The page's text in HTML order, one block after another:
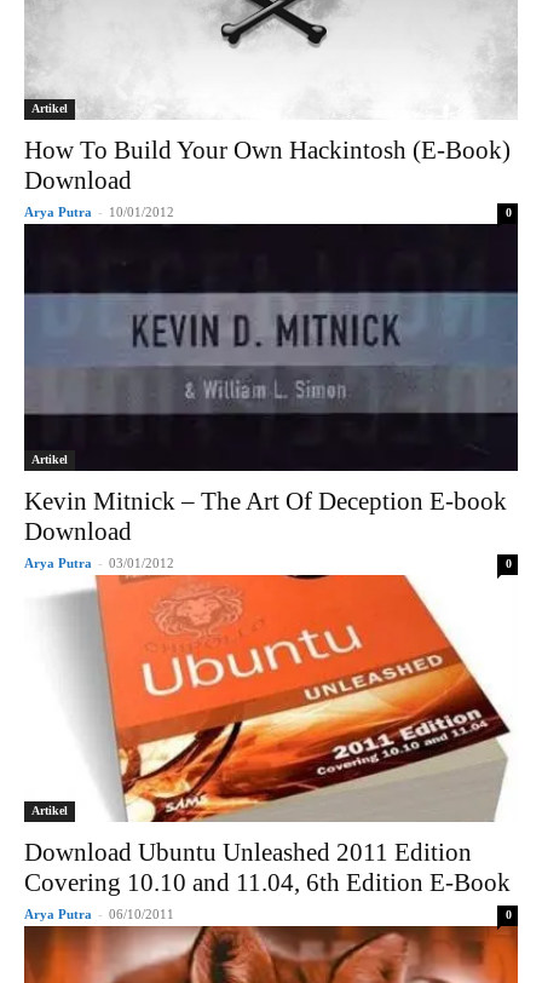
Artikel
How To Build Your Own Hackintosh (E-Book)
Download
Arya Putra - 10/01/2012 0
Artikel
Kevin Mitnick – The Art Of Deception E-book
Download
Arya Putra - 03/01/2012 0
Artikel
Download Ubuntu Unleashed 2011 Edition
Covering 10.10 and 11.04, 6th Edition E-Book
Arya Putra - 06/10/2011 0